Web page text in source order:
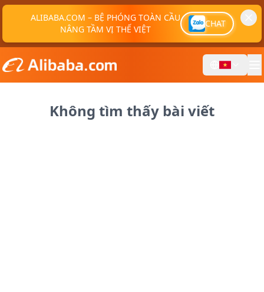
ALIBABA.COM – BỆ PHÓNG TOÀN CẦU
NÂNG TẦM VỊ THẾ VIỆT
CHAT
Không tìm thấy bài viết